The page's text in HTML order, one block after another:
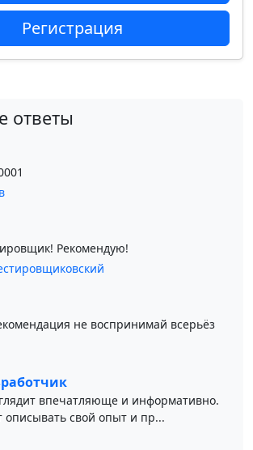
Регистрация
ответы
Рекомендую!
не воспринимай всерьёз
впечатляюще и информативно.
описывать свой опыт и пр...